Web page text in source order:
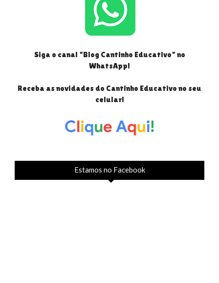
Siga o canal "Blog Cantinho Educativo" no
WhatsApp!
Receba as novidades do Cantinho Educativo no seu
celular!
Estamos no Facebook